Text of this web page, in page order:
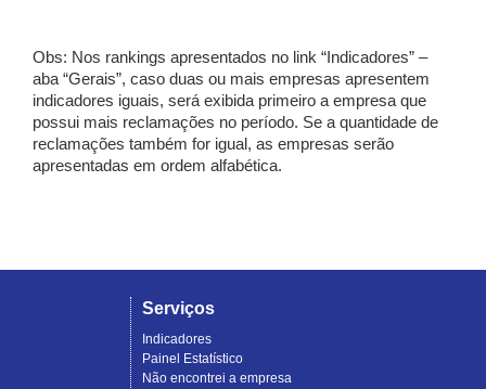
Obs: Nos rankings apresentados no link “Indicadores” –
aba “Gerais”, caso duas ou mais empresas apresentem
indicadores iguais, será exibida primeiro a empresa que
possui mais reclamações no período. Se a quantidade de
reclamações também for igual, as empresas serão
apresentadas em ordem alfabética.
Serviços
Indicadores
Painel Estatístico
Não encontrei a empresa